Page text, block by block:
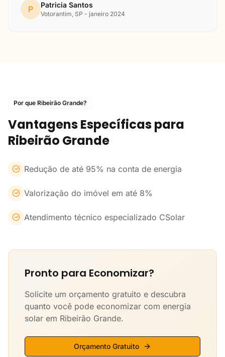
P Patricia Santos
Votorantim, SP - janeiro 2024
Por que Ribeirão Grande?
Vantagens Específicas para
Ribeirão Grande
Redução de até 95% na conta de energia
Valorização do imóvel em até 8%
Atendimento técnico especializado CSolar
Pronto para Economizar?
Solicite um orçamento gratuito e descubra
quanto você pode economizar com energia
solar em Ribeirão Grande.
Orçamento Gratuito